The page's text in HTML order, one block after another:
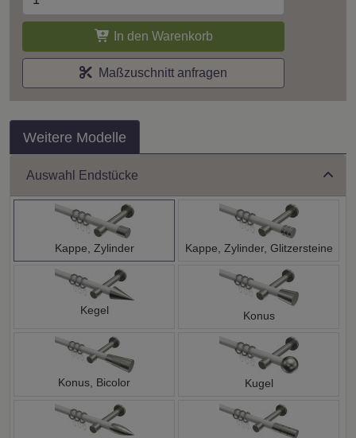
In den Warenkorb
Maßzuschnitt anfragen
Weitere Modelle
Auswahl Endstücke
Kappe, Zylinder Kappe, Zylinder, Glitzersteine
Kegel Konus
Konus, Bicolor Kugel